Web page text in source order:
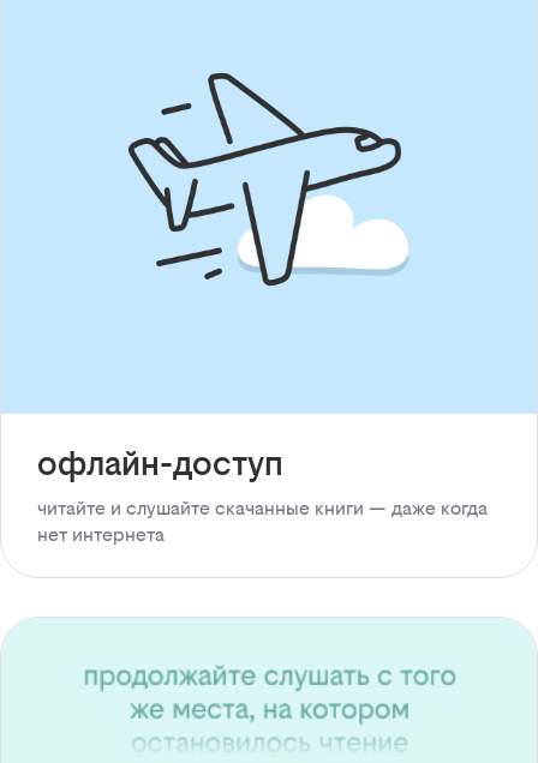
офлайн-доступ
читайте и слушайте скачанные книги — даже когда
нет интернета